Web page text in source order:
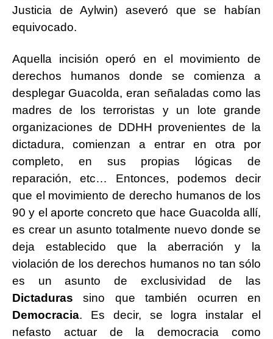
Justicia de Aylwin) aseveró que se habían
equivocado.
Aquella incisión operó en el movimiento de
derechos humanos donde se comienza a
desplegar Guacolda, eran señaladas como las
madres de los terroristas y un lote grande
organizaciones de DDHH provenientes de la
dictadura, comienzan a entrar en otra por
completo, en sus propias lógicas de
reparación, etc… Entonces, podemos decir
que el movimiento de derecho humanos de los
90 y el aporte concreto que hace Guacolda allí,
es crear un asunto totalmente nuevo donde se
deja establecido que la aberración y la
violación de los derechos humanos no tan sólo
es un asunto de exclusividad de las
Dictadurassino que también ocurren en
Democracia. Es decir, se logra instalar el
nefasto actuar de la democracia como